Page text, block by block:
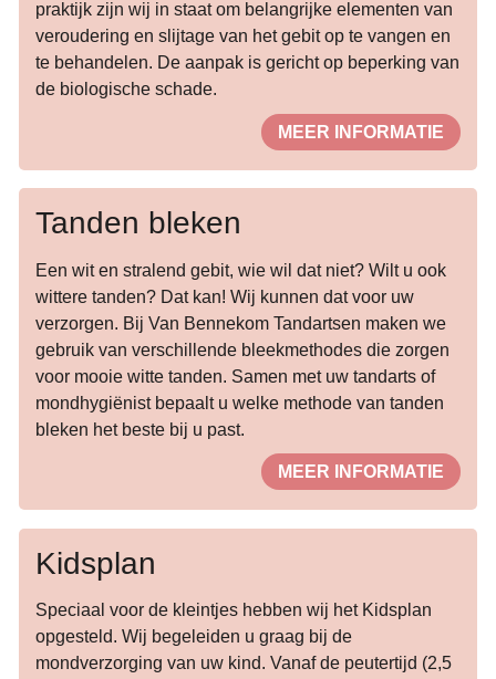
praktijk zijn wij in staat om belangrijke elementen van
veroudering en slijtage van het gebit op te vangen en
te behandelen. De aanpak is gericht op beperking van
de biologische schade.
MEER INFORMATIE
Tanden bleken
Een wit en stralend gebit, wie wil dat niet? Wilt u ook
wittere tanden? Dat kan! Wij kunnen dat voor uw
verzorgen. Bij Van Bennekom Tandartsen maken we
gebruik van verschillende bleekmethodes die zorgen
voor mooie witte tanden. Samen met uw tandarts of
mondhygiënist bepaalt u welke methode van tanden
bleken het beste bij u past.
MEER INFORMATIE
Kidsplan
Speciaal voor de kleintjes hebben wij het Kidsplan
opgesteld. Wij begeleiden u graag bij de
mondverzorging van uw kind. Vanaf de peutertijd (2,5